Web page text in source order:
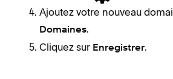
Ajoutez votre nouveau
Domaines.
Cliquez sur Enregistrer.